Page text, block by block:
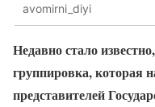
avomirni_diyi
Недавно стало
группировка, которая
представителей